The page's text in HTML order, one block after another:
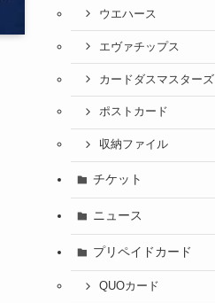
ウエハース
エヴァチップス
カードダスマスターズ
ポストカード
収納ファイル
チケット
ニュース
プリペイドカード
QUOカード